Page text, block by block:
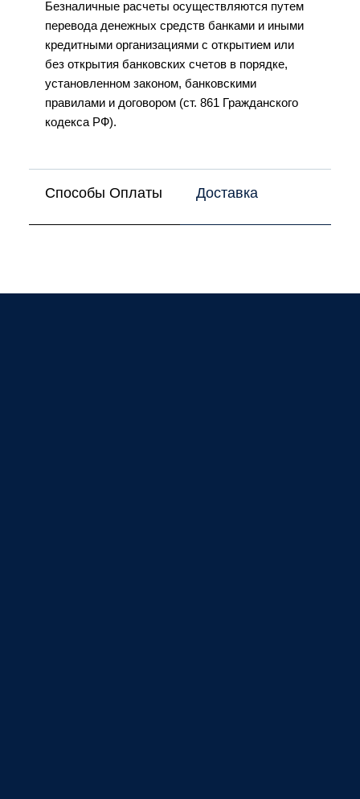
Безналичные расчеты осуществляются путем
перевода денежных средств банками и иными
кредитными организациями с открытием или
без открытия банковских счетов в порядке,
установленном законом, банковскими
правилами и договором (ст. 861 Гражданского
кодекса РФ).
Способы Оплаты Доставка